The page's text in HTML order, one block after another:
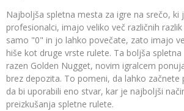
Najboljša spletna mesta za igre na srečo, ki
profesionalci, imajo veliko več različnih
samo "0" in jo lahko povečate, zato imajo
hiše kot druge vrste rulete. Ta boljša
razen Golden Nugget, novim igralcem
brez depozita. To pomeni, da lahko začnete
da bi uporabili eno stvar, kar je najboljši
preizkušanja spletne rulete.